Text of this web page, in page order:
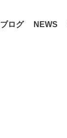
ブログ NEWS